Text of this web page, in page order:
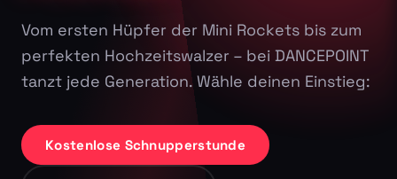
Vom ersten Hüpfer der Mini Rockets bis zum
perfekten Hochzeitswalzer – bei DANCEPOINT
tanzt jede Generation. Wähle deinen Einstieg:
Kostenlose Schnupperstunde